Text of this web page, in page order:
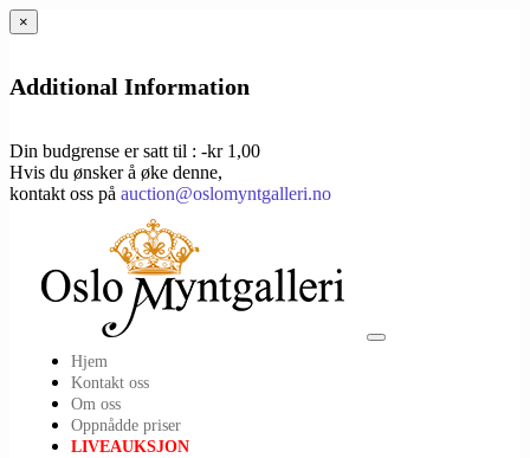
×
Additional Information
Din budgrense er satt til : -kr 1,00
Hvis du ønsker å øke denne,
kontakt oss på auction@oslomyntgalleri.no
Toggle
Hjem
Kontakt oss
Om oss
Oppnådde priser
LIVEAUKSJON